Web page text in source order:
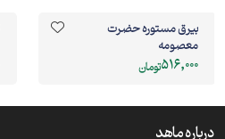
بیرق مستوره حضرت
معصومه
516,000تومان
درباره ماهد